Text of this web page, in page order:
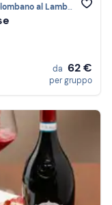
al Lambro
da 62 €
per gruppo